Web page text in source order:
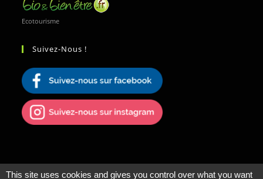
Ecotourisme
Suivez-Nous !
This site uses cookies and gives you control over what you want